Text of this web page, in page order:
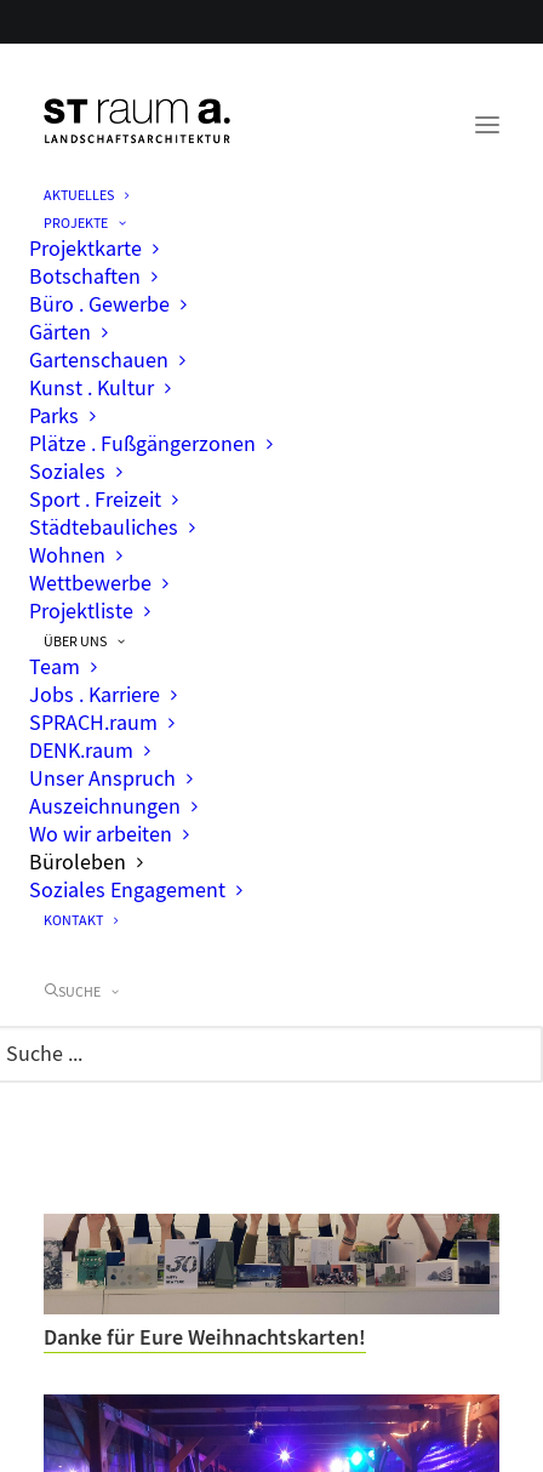
AKTUELLES
PROJEKTE
Projektkarte
Botschaften
Büro . Gewerbe
Gärten
Gartenschauen
Kunst . Kultur
Parks
Plätze . Fußgängerzonen
Soziales
Sport . Freizeit
Städtebauliches
Wohnen
Wettbewerbe
Projektliste
ÜBER UNS
Team
Jobs . Karriere
SPRACH.raum
DENK.raum
Unser Anspruch
Auszeichnungen
Wo wir arbeiten
Büroleben
Soziales Engagement
KONTAKT
SUCHE
Weihnachtsfeier 2022
Tageswanderung im Oderbruch
Danke für Eure Weihnachtskarten!